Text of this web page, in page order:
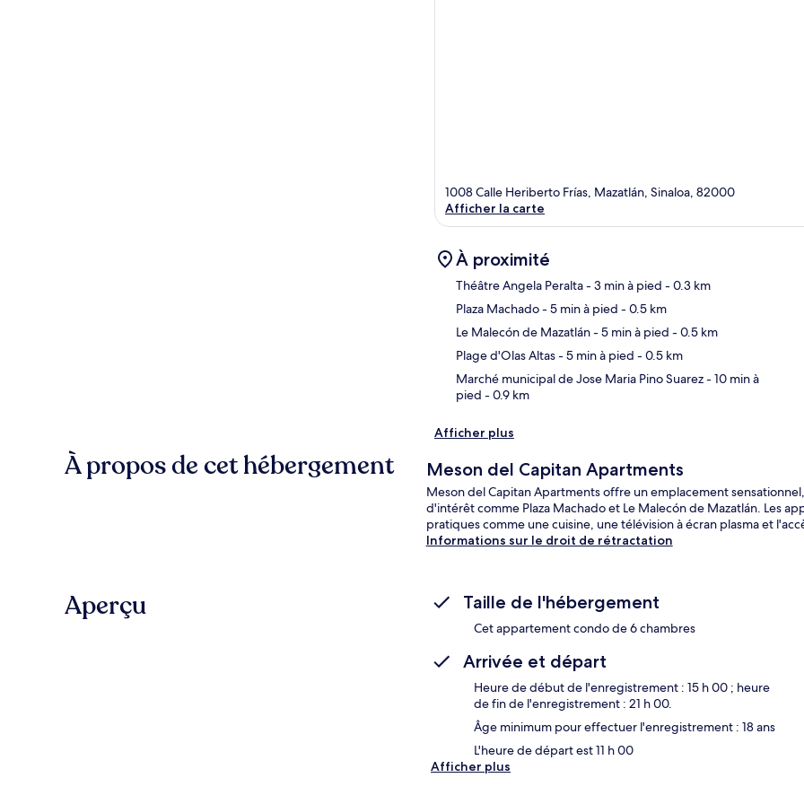
1008 Calle Heriberto Frías, Mazatlán, Sinaloa, 82000
Afficher la carte
À proximité
Théâtre Angela Peralta- 3 min à pied - 0.3 km
Plaza Machado- 5 min à pied - 0.5 km
Le Malecón de Mazatlán- 5 min à pied - 0.5 km
Plage d'Olas Altas- 5 min à pied - 0.5 km
Marché municipal de Jose Maria Pino Suarez- 10 min à
pied - 0.9 km
Afficher plus
À propos de cet hébergement Meson del Capitan Apartments
Meson del Capitan Apartments offre un emplacement
d'intérêt comme Plaza Machado et Le Malecón de Mazatlán. Les
pratiques comme une cuisine, une télévision à écran plasma et
Informations sur le droit de rétractation
Aperçu Taille de l'hébergement
Cet appartement condo de 6 chambres
Arrivée et départ
Heure de début de l'enregistrement : 15 h 00 ; heure
de fin de l'enregistrement : 21 h 00.
Âge minimum pour effectuer l'enregistrement : 18 ans
L'heure de départ est 11 h 00
Afficher plus